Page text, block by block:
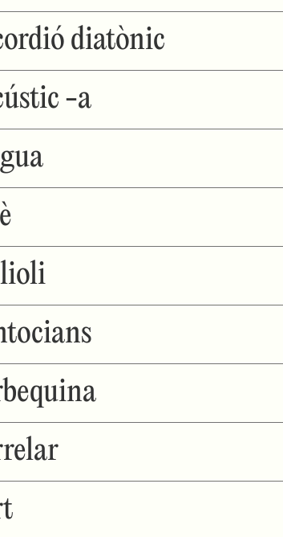
diatònic
-a